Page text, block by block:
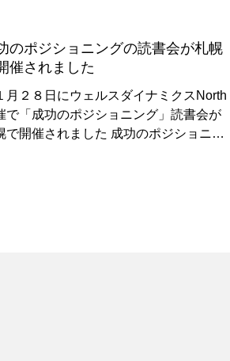
のポジショニングの読書会が札幌
催されました
月２８日にウェルスダイナミクスNorth
で「成功のポジショニング」読書会が
で開催されました 成功のポジショニン